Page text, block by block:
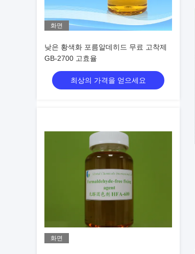
화면
낮은 황색화 포름알데히드 무료 고착제
GB-2700 고효율
최상의 가격을 얻으세요
화면